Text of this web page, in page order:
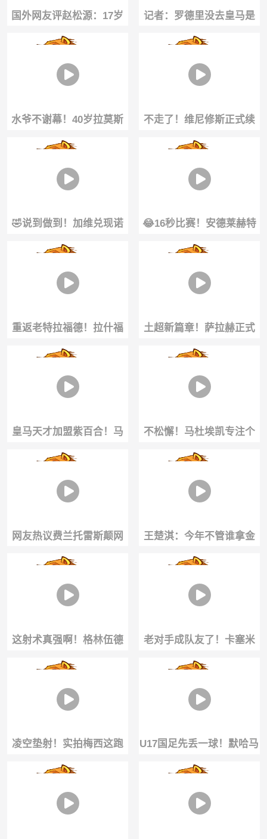
国外网友评赵松源：17岁
已经6英尺4英寸，他就是
中国版哈兰德
记者：罗德里没去皇马是
一种罪过🧐，去死敌巴萨
我无法理解
水爷不谢幕！40岁拉莫斯
坚持训练，仍渴望继续征
战赛场！
不走了！维尼修斯正式续
约皇马至2032年！终结全
部离队流言！
🤣说到做到！加维兑现诺
言，直接把头发染成吸睛
粉色！
😂16秒比赛！安德莱赫特
开场16秒破门！最终1-0带
队胜利
重返老特拉福德！拉什福
德已回到了曼联！能否重
新找回巅峰状态？
土超新篇章！萨拉赫正式
亮相特拉布宗！数万球迷
狂热迎接震撼现场
皇马天才加盟紫百合！马
斯坦托诺抵达佛罗伦萨，
收获球迷狂热追捧
不松懈！马杜埃凯专注个
人训练！新赛季期待大放
异彩！
网友热议费兰托雷斯颠网
球甚至不如纳达尔😂
王楚淇：今年不管谁拿金
球奖，都没什么含金量
这射术真强啊！格林伍德
禁区外远射破门
老对手成队友了！卡塞米
罗抱着梅西，给梅老板整
笑了😂
凌空垫射！实拍梅西这跑
位抢点意识+射术依旧顶级
U17国足先丢一球！默哈马
迪前插面对门将挑射破门